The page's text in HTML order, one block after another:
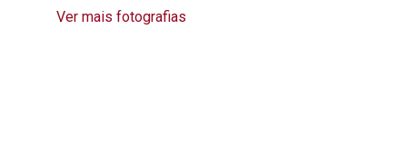
Ver mais fotografias